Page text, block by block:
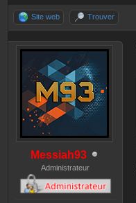
Site web Trouver
Messiah93
Administrateur